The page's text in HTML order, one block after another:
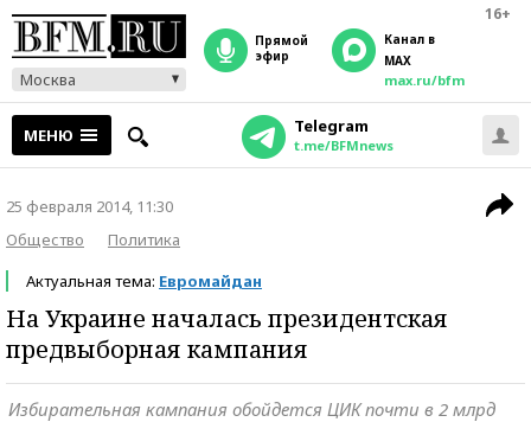
16+
Москва
прямой
эфир
Канал в
MAX
max.ru/bfm
МЕНЮ Telegram
t.me/BFMnews
25 февраля 2014, 11:30
Общество
Политика
Актуальная тема: Евромайдан
На Украине началась президентская
предвыборная кампания
Избирательная кампания обойдется ЦИК почти в 2 млрд